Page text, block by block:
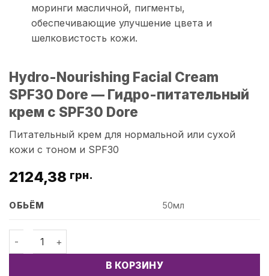
моринги масличной, пигменты,
обеспечивающие улучшение цвета и
шелковистость кожи.
Hydro-Nourishing Facial Cream
SPF30 Dore — Гидро-питательный
крем с SPF30 Dore
Питательный крем для нормальной или сухой
кожи с тоном и SPF30
2124,38 грн.
ОБЬЁМ 50мл
Количество товара Hydro-Nourishing Facial Cream
В КОРЗИНУ